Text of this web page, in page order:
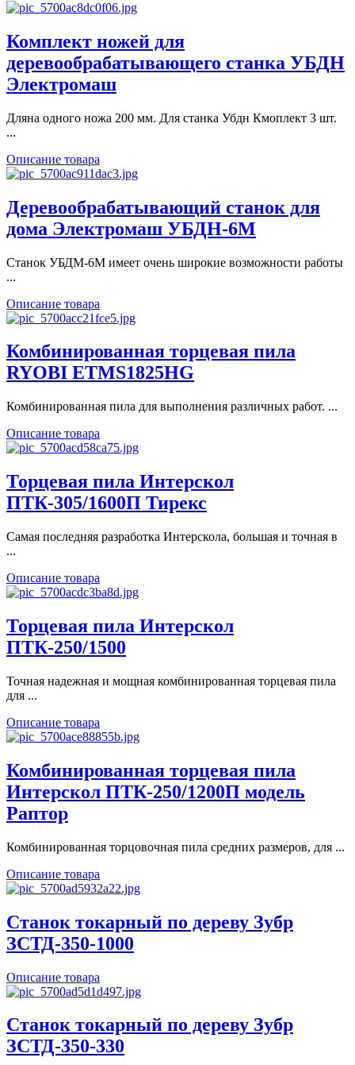
Комплект ножей для
деревообрабатывающего станка УБДН
Электромаш
Дляна одного ножа 200 мм. Для станка Убдн Кмоплект 3 шт.
...
Описание товара
Деревообрабатывающий станок для
дома Электромаш УБДН-6М
Станок УБДМ-6М имеет очень широкие возможности работы
...
Описание товара
Комбинированная торцевая пила
RYOBI ETMS1825HG
Комбинированная пила для выполнения различных работ. ...
Описание товара
Торцевая пила Интерскол
ПТК-305/1600П Тирекс
Самая последняя разработка Интерскола, большая и точная в
...
Описание товара
Торцевая пила Интерскол
ПТК-250/1500
Точная надежная и мощная комбинированная торцевая пила
для ...
Описание товара
Комбинированная торцевая пила
Интерскол ПТК-250/1200П модель
Раптор
Комбинированная торцовочная пила средних размеров, для ...
Описание товара
Станок токарный по дереву Зубр
ЗСТД-350-1000
Описание товара
Станок токарный по дереву Зубр
ЗСТД-350-330